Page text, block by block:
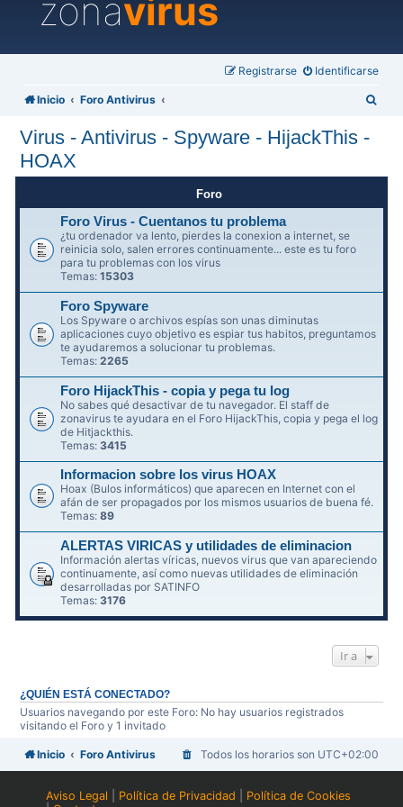
zonavirus
Identificarse
Registrarse
Inicio Foro Antivirus
Virus - Antivirus - Spyware - HijackThis -
HOAX
Foro
Foro Virus - Cuentanos tu problema
¿tu ordenador va lento, pierdes la conexion a internet, se
reinicia solo, salen errores continuamente... este es tu foro
para tu problemas con los virus
Temas:15303
Foro Spyware
Los Spyware o archivos espías son unas diminutas
aplicaciones cuyo objetivo es espiar tus habitos, preguntamos
te ayudaremos a solucionar tu problemas.
Temas:2265
Foro HijackThis - copia y pega tu log
No sabes qué desactivar de tu navegador. El staff de
zonavirus te ayudara en el Foro HijackThis, copia y pega el log
de Hitjackthis.
Temas: 3415
Informacion sobre los virus HOAX
Hoax (Bulos informáticos) que aparecen en Internet con el
afán de ser propagados por los mismos usuarios de buena fé.
Temas:89
ALERTAS VIRICAS y utilidades de eliminacion
Información alertas víricas, nuevos virus que van apareciendo
continuamente, así como nuevas utilidades de eliminación
desarrolladas por SATINFO
Temas:3176
Ir a
¿QUIÉN ESTÁ CONECTADO?
Usuarios navegando por este Foro: No hay usuarios registrados
visitando el Foro y 1 invitado
Inicio Foro Antivirus Todos los horarios son UTC+02:00
Aviso Legal Política de Privacidad
Política de Cookies